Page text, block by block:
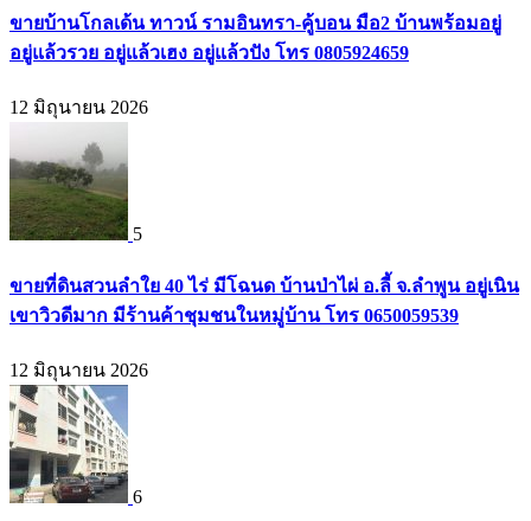
ขายบ้านโกลเด้น ทาวน์ รามอินทรา-คู้บอน มือ2 บ้านพร้อมอยู่
อยู่แล้วรวย อยู่แล้วเฮง อยู่แล้วปัง โทร 0805924659
12 มิถุนายน 2026
5
ขายที่ดินสวนลำใย 40 ไร่ มีโฉนด บ้านป่าไผ่ อ.ลี้ จ.ลำพูน อยู่เนิน
เขาวิวดีมาก มีร้านค้าชุมชนในหมู่บ้าน โทร 0650059539
12 มิถุนายน 2026
6